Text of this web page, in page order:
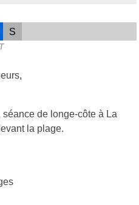
S
de longe-côte à La
la plage.